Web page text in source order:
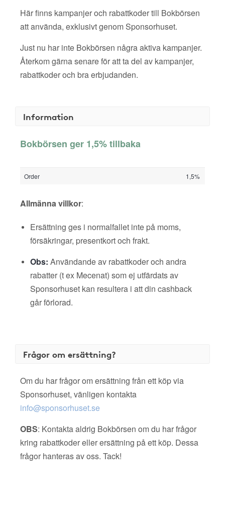
Här finns kampanjer och rabattkoder till Bokbörsen
att använda, exklusivt genom Sponsorhuset.
Just nu har inte Bokbörsen några aktiva kampanjer.
Återkom gärna senare för att ta del av kampanjer,
rabattkoder och bra erbjudanden.
Information
Bokbörsen ger 1,5% tillbaka
Order 1,5%
Allmänna villkor:
Ersättning ges i normalfallet inte på moms,
försäkringar, presentkort och frakt.
Obs: Användande av rabattkoder och andra
rabatter (t ex Mecenat) som ej utfärdats av
Sponsorhuset kan resultera i att din cashback
går förlorad.
Frågor om ersättning?
Om du har frågor om ersättning från ett köp via
Sponsorhuset, vänligen kontakta
info@sponsorhuset.se
OBS: Kontakta aldrig Bokbörsen om du har frågor
kring rabattkoder eller ersättning på ett köp. Dessa
frågor hanteras av oss. Tack!